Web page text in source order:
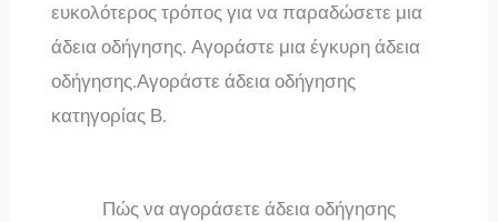
ευκολότερος τρόπος για να παραδώσετε μια
άδεια οδήγησης. Αγοράστε μια έγκυρη άδεια
οδήγησης.Αγοράστε άδεια οδήγησης
κατηγορίας Β.
Πώς να αγοράσετε άδεια οδήγησης